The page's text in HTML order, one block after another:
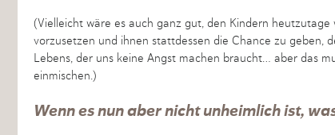
(Vielleicht wäre es auch ganz gut, den Kindern
vorzusetzen und ihnen stattdessen die Chance zu geben,
Lebens, der uns keine Angst machen braucht… aber das
einmischen.)
Wenn es nun aber nicht unheimlich ist,